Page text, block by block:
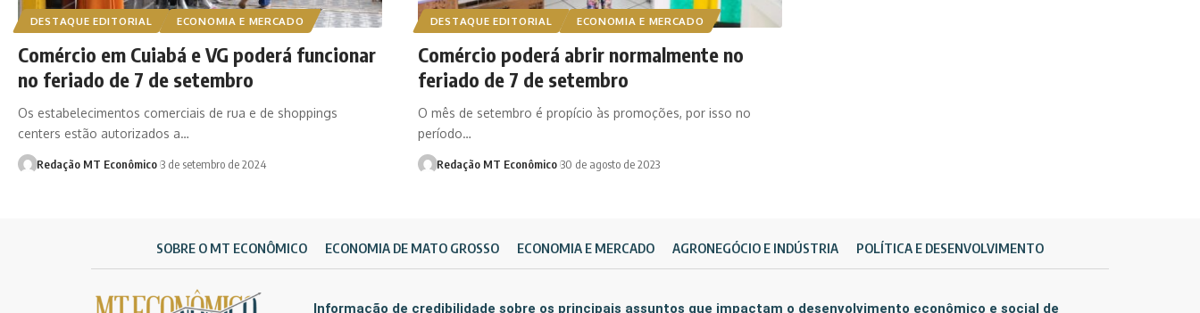
DESTAQUE EDITORIAL ECONOMIA E MERCADO
Comércio em Cuiabá e VG poderá funcionar
no feriado de 7 de setembro
Os estabelecimentos comerciais de rua e de shoppings
centers estão autorizados a…
Redação MT Econômico 3 de setembro de 2024
DESTAQUE EDITORIAL ECONOMIA E MERCADO
Comércio poderá abrir normalmente no
feriado de 7 de setembro
O mês de setembro é propício às promoções, por isso no
período…
Redação MT Econômico 30 de agosto de 2023
SOBRE O MT ECONÔMICO ECONOMIA DE MATO GROSSO ECONOMIA E MERCADO AGRONEGÓCIO E INDÚSTRIA POLÍTICA E DESENVOLVIMENTO
Informação de credibilidade sobre os principais assuntos que impactam o desenvolvimento econômico e social de